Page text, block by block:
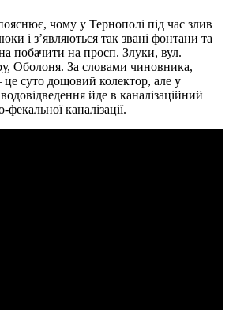
чому у Тернополі під час злив
і з’являються так звані фонтани та
побачити на просп. Злуки, вул.
Оболоня. За словами чиновника,
суто дощовий колектор, але у
йде в каналізаційний
каналізації.